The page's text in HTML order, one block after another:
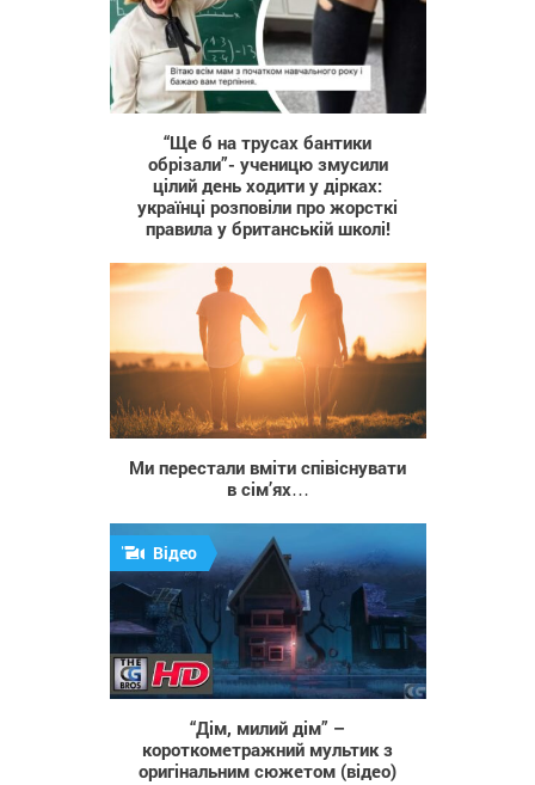
682
“Ще б на трусах бантики
обрізали”- ученицю змусили
цілий день ходити у дірках:
українці розповіли про жорсткі
правила у британській школі!
470
Ми перестали вміти співіснувати
в сім’ях…
1 603
Відео
“Дім, милий дім” –
короткометражний мультик з
оригінальним сюжетом (відео)